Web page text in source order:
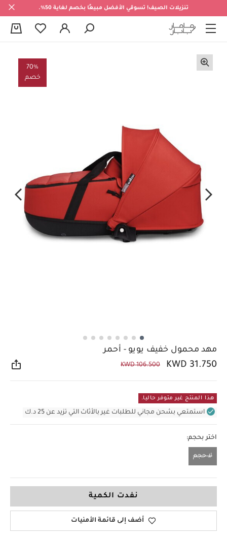
تنزيلات الصيف! تسوقي الأفضل مبيعًا بخصم لغاية 50%.
70%
خصم
مهد محمول خفيف يويو - أحمر
KWD 31.750
KWD 106.500
هذا المنتج غير متوفر حاليا.
استمتعي بشحن مجاني للطلبات غير بالأثاث التي تزيد عن 25 د.ك
اختر بحجم:
لا حجم
نفدت الكمية
أضف إلى قائمة الأمنيات